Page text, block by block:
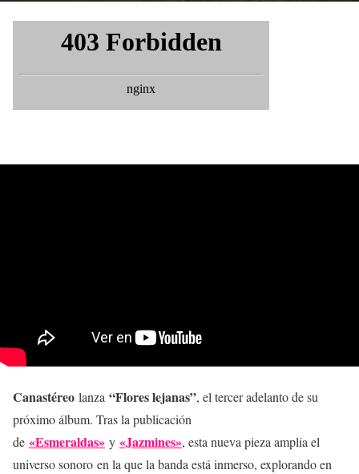
Canastéreo lanza “Flores lejanas”, el tercer adelanto de su
próximo álbum. Tras la publicación
de «Esmeraldas» y «Jazmines», esta nueva pieza amplia el
universo sonoro en la que la banda está inmerso, explorando en